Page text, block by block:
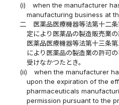
(i)
when the manufacturer
manufacturing business at
二
医薬品医療機器等法第十二
定により医薬品の製造販売業
医薬品医療機器等法第十三条
により医薬品の製造業の許可
受けなかつたとき。
(ii)
when the manufacturer
upon the expiration of the
pharmaceuticals
permission pursuant to the